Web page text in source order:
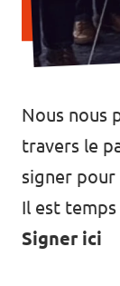
Nous nous
travers le
signer pour
Il est
Signer ici